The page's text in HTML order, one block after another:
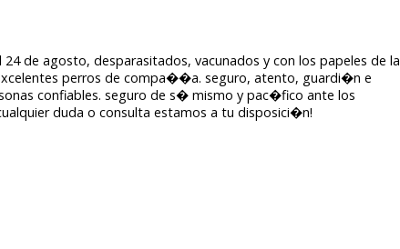
de agosto, desparasitados, vacunados y con los papeles de la
perros de compa��a. seguro, atento, guardi�n e
confiables. seguro de s� mismo y pac�fico ante los
duda o consulta estamos a tu disposici�n!